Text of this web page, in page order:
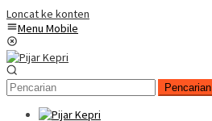
Loncat ke konten
Menu Mobile
Pencarian